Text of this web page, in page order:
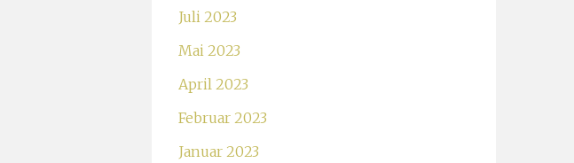
Juli 2023
Mai 2023
April 2023
Februar 2023
Januar 2023